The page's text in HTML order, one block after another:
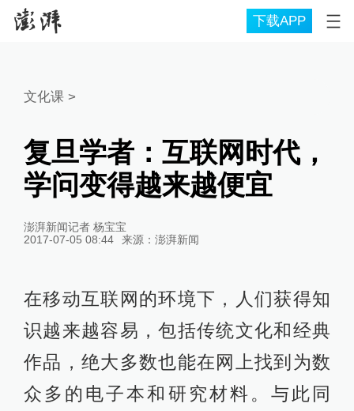
下载APP
文化课>
复旦学者：互联网时代，
学问变得越来越便宜
澎湃新闻记者 杨宝宝
2017-07-05 08:44
来源： 澎湃新闻
在移动互联网的环境下，人们获得知
识越来越容易，包括传统文化和经典
作品，绝大多数也能在网上找到为数
众多的电子本和研究材料。与此同